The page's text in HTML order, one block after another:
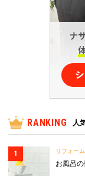
RANKING 人
リフォーム
お風呂